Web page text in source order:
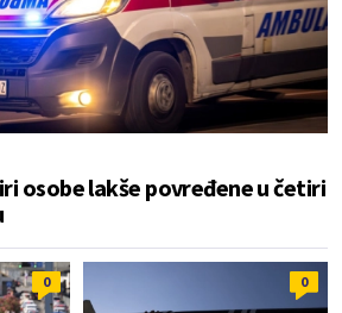
osobe lakše povređene u četiri
0 0